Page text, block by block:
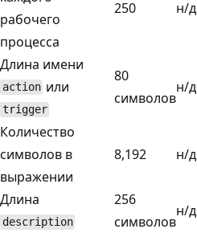
рабочего
процесса
250 н/д
Длина имени
action или
trigger
80
символов
н/д
Количество
символов в
выражении
8,192 н/д
Длина
description
256
символов
н/д